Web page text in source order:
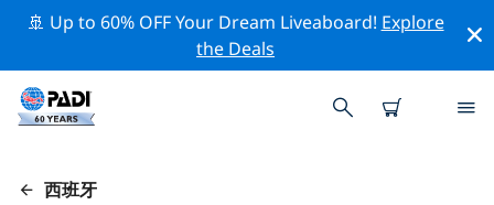
🚢 Up to 60% OFF Your Dream Liveaboard! Explore
the Deals
西班牙